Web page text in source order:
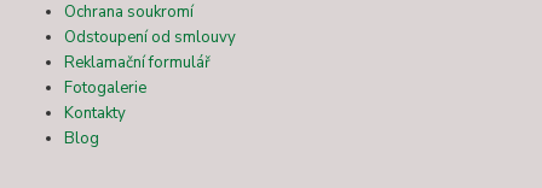
Ochrana soukromí
Odstoupení od smlouvy
Reklamační formulář
Fotogalerie
Kontakty
Blog